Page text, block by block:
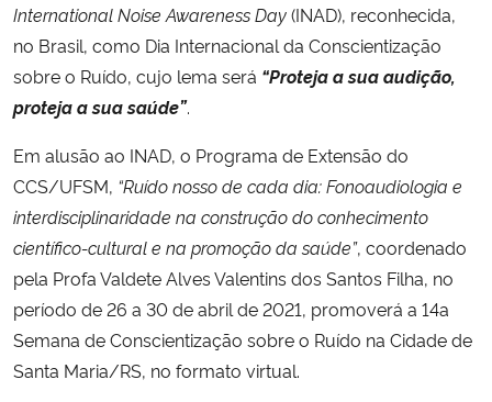
Ministério do Turismo
Ministério do Desenvolvimento Regional
Ministério da Mulher, da Família e dos Direitos Humanos
Secretaria-Geral
Secretaria de Governo
Gabinete de Segurança Institucional
International Noise Awareness Day(INAD), reconhecida,
no Brasil, como Dia Internacional da Conscientização
sobre o Ruído, cujo lema será “Proteja a sua audição,
proteja a sua saúde”.
Em alusão ao INAD, o Programa de Extensão do
CCS/UFSM, “Ruído nosso de cada dia: Fonoaudiologia e
interdisciplinaridade na construção do conhecimento
científico-cultural e na promoção da saúde”, coordenado
pela Profa Valdete Alves Valentins dos Santos Filha, no
período de 26 a 30 de abril de 2021, promoverá a 14a
Semana de Conscientização sobre o Ruído na Cidade de
Santa Maria/RS, no formato virtual.